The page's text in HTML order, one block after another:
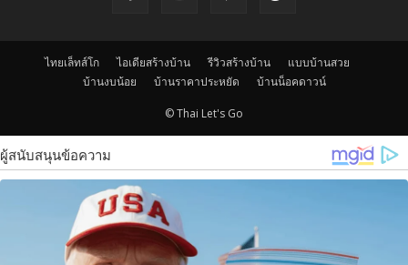
ไทยเล็ทส์โก ไอเดียสร้างบ้าน รีวิวสร้างบ้าน
แบบบ้านสวย
บ้านงบน้อย
บ้านราคาประหยัด บ้านน็อคดาวน์
© Thai Let's Go